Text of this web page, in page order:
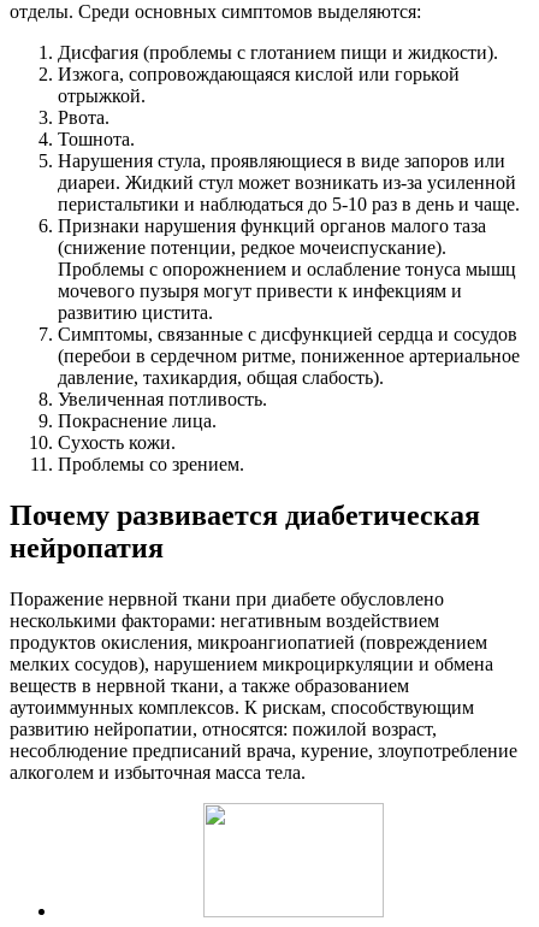
отделы. Среди основных симптомов выделяются:
Дисфагия (проблемы с глотанием пищи и жидкости).
Изжога, сопровождающаяся кислой или горькой
отрыжкой.
Рвота.
Тошнота.
Нарушения стула, проявляющиеся в виде запоров или
диареи. Жидкий стул может возникать из-за усиленной
перистальтики и наблюдаться до 5-10 раз в день и чаще.
Признаки нарушения функций органов малого таза
(снижение потенции, редкое мочеиспускание).
Проблемы с опорожнением и ослабление тонуса мышц
мочевого пузыря могут привести к инфекциям и
развитию цистита.
Симптомы, связанные с дисфункцией сердца и сосудов
(перебои в сердечном ритме, пониженное артериальное
давление, тахикардия, общая слабость).
Увеличенная потливость.
Покраснение лица.
Сухость кожи.
Проблемы со зрением.
Почему развивается диабетическая
нейропатия
Поражение нервной ткани при диабете обусловлено
несколькими факторами: негативным воздействием
продуктов окисления, микроангиопатией (повреждением
мелких сосудов), нарушением микроциркуляции и обмена
веществ в нервной ткани, а также образованием
аутоиммунных комплексов. К рискам, способствующим
развитию нейропатии, относятся: пожилой возраст,
несоблюдение предписаний врача, курение, злоупотребление
алкоголем и избыточная масса тела.